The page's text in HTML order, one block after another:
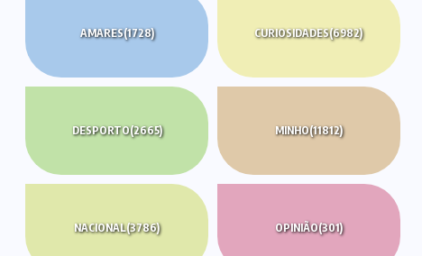
AMARES(1728) CURIOSIDADES(6982)
DESPORTO(2665) MINHO(11812)
NACIONAL(3786) OPINIÃO(301)